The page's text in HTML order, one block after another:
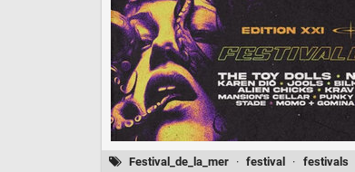
Festival_de_la_mer · festival · festivals